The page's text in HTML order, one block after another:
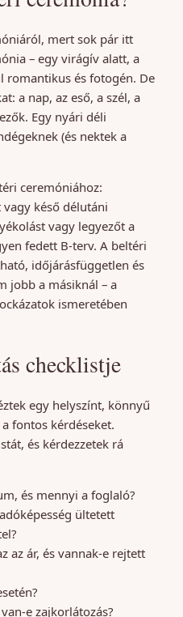
mert sok pár itt
– egy virágív alatt, a
romantikus és fotogén. De
a nap, az eső, a szél, a
Egy nyári déli
(és nektek a
ceremóniához:
késő délutáni
vagy legyezőt a
fedett B-terv. A beltéri
időjárásfüggetlen és
jobb a másiknál – a
ismeretében
checklistje
egy helyszínt, könnyű
fontos kérdéseket.
és kérdezzetek rá
és mennyi a foglaló?
ültetett
az ár, és vannak-e rejtett
e zajkorlátozás?